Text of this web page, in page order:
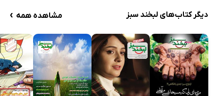
دیگر کتاب‌های لبخند سبز مشاهده همه ›